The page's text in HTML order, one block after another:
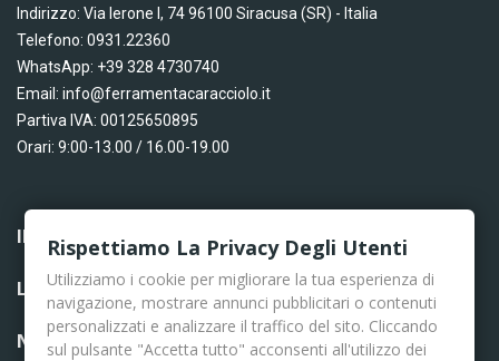
Indirizzo: Via Ierone I, 74 96100 Siracusa (SR) - Italia
Telefono: 0931.22360
WhatsApp: +39 328 4730740
Email: info@ferramentacaracciolo.it
Partiva IVA: 00125650895
Orari: 9:00-13.00 / 16.00-19.00
INFORMAZIONI
LINK UTILI
NEWSLETTER
Rispettiamo La Privacy Degli Utenti
Utilizziamo i cookie per migliorare la tua esperienza di
navigazione, mostrare annunci pubblicitari o contenuti
personalizzati e analizzare il traffico del sito. Cliccando
sul pulsante "Accetta tutto" acconsenti all'utilizzo dei